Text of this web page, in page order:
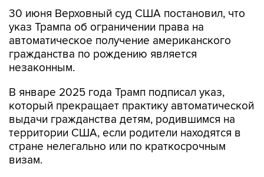
30 июня Верховный суд США постановил, что
указ Трампа об ограничении права на
автоматическое получение американского
гражданства по рождению является
незаконным.
В январе 2025 года Трамп подписал указ,
который прекращает практику автоматической
выдачи гражданства детям, родившимся на
территории США, если родители находятся в
стране нелегально или по краткосрочным
визам.